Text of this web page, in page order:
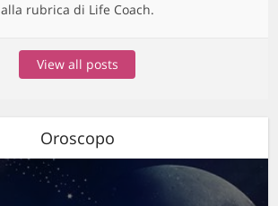
alla rubrica di Life Coach.
View all posts
Oroscopo